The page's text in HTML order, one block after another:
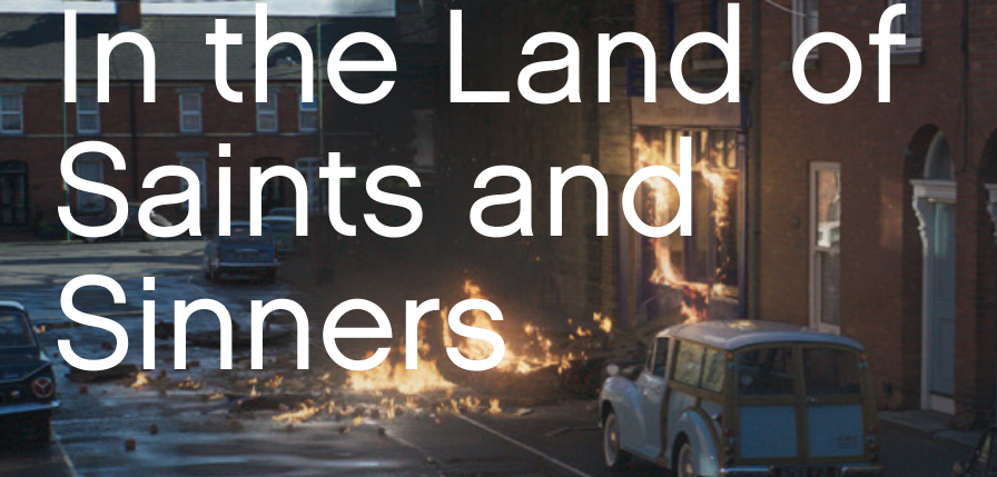
In the Land of
Saints and
Sinners